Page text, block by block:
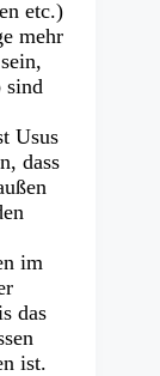
etc.)
mehr
sind
Usus
dass
im
das
ist.